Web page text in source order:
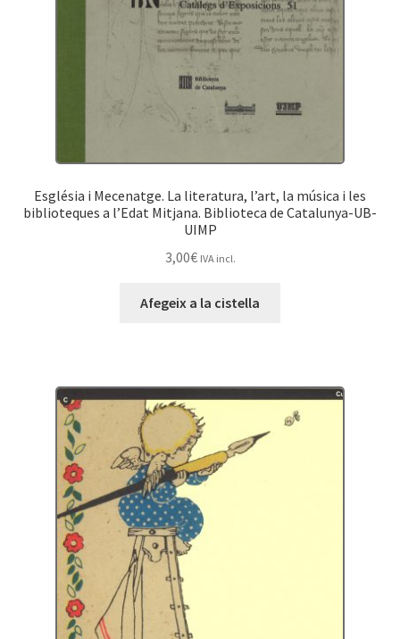
Església i Mecenatge. La literatura, l’art, la música i les
biblioteques a l’Edat Mitjana. Biblioteca de Catalunya-UB-
UIMP
3,00€ IVA incl.
Afegeix a la cistella